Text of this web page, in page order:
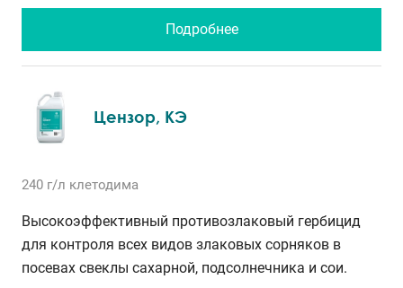
Подробнее
Цензор, КЭ
240 г/л клетодима
Высокоэффективный противозлаковый гербицид
для контроля всех видов злаковых сорняков в
посевах свеклы сахарной, подсолнечника и сои.